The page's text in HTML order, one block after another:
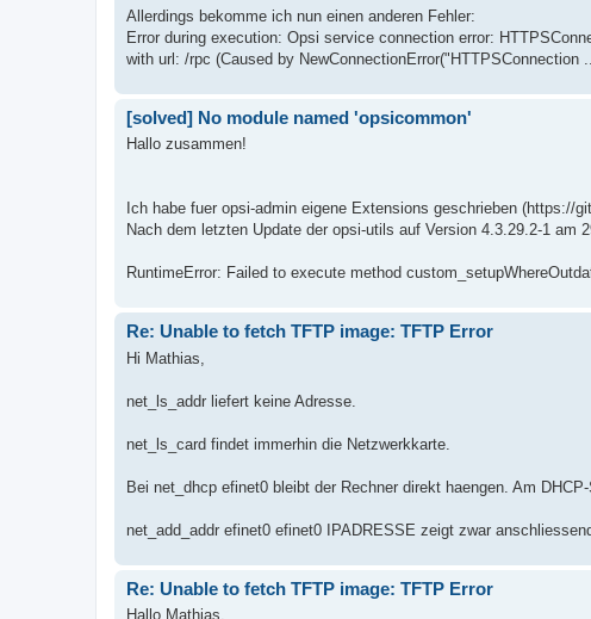
Allerdings bekomme ich nun einen anderen Fehler:
Error during execution: Opsi service connection error:
with url: /rpc (Caused by NewConnectionError("HTTPSConnection ...
[solved] No module named 'opsicommon'
Hallo zusammen!
Ich habe fuer opsi-admin eigene Extensions geschrieben (https://
Nach dem letzten Update der opsi-utils auf Version 4.3.29.2-1 am
RuntimeError: Failed to execute method
Re: Unable to fetch TFTP image: TFTP Error
Hi Mathias,
net_ls_addr liefert keine Adresse.
net_ls_card findet immerhin die Netzwerkkarte.
Bei net_dhcp efinet0 bleibt der Rechner direkt haengen. Am
net_add_addr efinet0 efinet0 IPADRESSE zeigt zwar
Re: Unable to fetch TFTP image: TFTP Error
Hallo Mathias,